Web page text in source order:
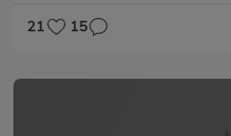
21 15